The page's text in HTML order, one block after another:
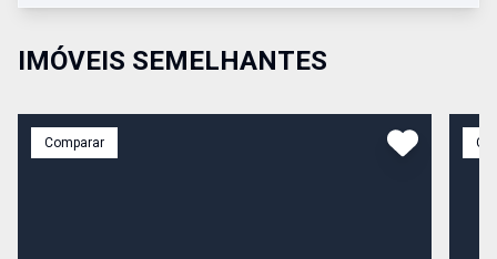
IMÓVEIS SEMELHANTES
Comparar